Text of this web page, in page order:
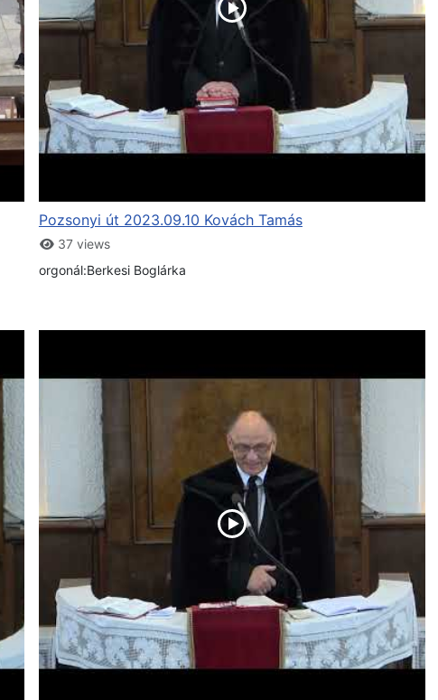
Pozsonyi út 2023.09.10 Kovách Tamás
37 views
orgonál:Berkesi Boglárka